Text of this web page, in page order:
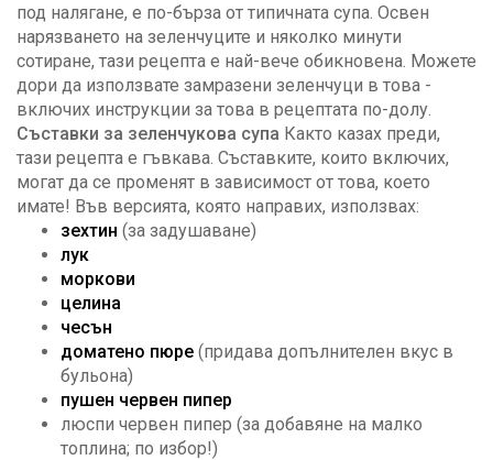
под налягане, е по-бърза от типичната супа. Освен
нарязването на зеленчуците и няколко минути
сотиране, тази рецепта е най-вече обикновена. Можете
дори да използвате замразени зеленчуци в това -
включих инструкции за това в рецептата по-долу.
Съставки за зеленчукова супа Както казах преди,
тази рецепта е гъвкава. Съставките, които включих,
могат да се променят в зависимост от това, което
имате! Във версията, която направих, използвах:
зехтин (за задушаване)
лук
моркови
целина
чесън
доматено пюре (придава допълнителен вкус в
бульона)
пушен червен пипер
люспи червен пипер (за добавяне на малко
топлина; по избор!)